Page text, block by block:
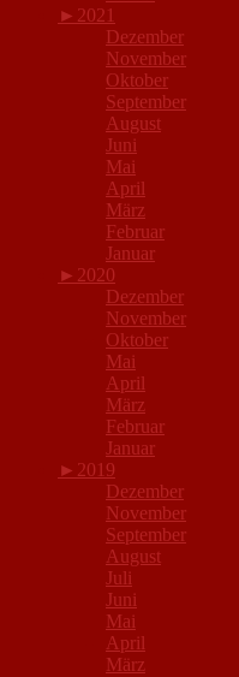
► 2021
Dezember
November
Oktober
September
August
Juni
Mai
April
März
Februar
Januar
► 2020
Dezember
November
Oktober
Mai
April
März
Februar
Januar
► 2019
Dezember
November
September
August
Juli
Juni
Mai
April
März